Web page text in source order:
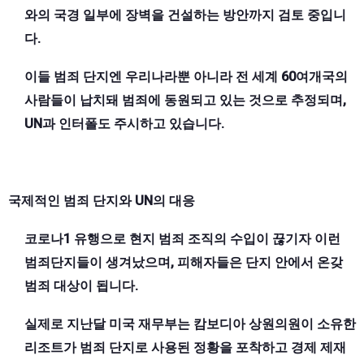
와의 국경 일부에 장벽을 건설하는 방안까지 검토 중입니
다.
이들 범죄 단지엔 우리나라뿐 아니라 전 세계 60여개국의
사람들이 납치돼 범죄에 동원되고 있는 것으로 추정되며,
UN과 인터폴도 주시하고 있습니다.
국제적인 범죄 단지와 UN의 대응
코로나1 유행으로 현지 범죄 조직의 수입이 끊기자 이런
범죄단지들이 생겨났으며, 피해자들은 단지 안에서 온갖
범죄 대상이 됩니다.
실제로 지난달 미국 재무부는 캄보디아 상원의원이 소유한
리조트가 범죄 단지로 사용된 정황을 포착하고 경제 제재